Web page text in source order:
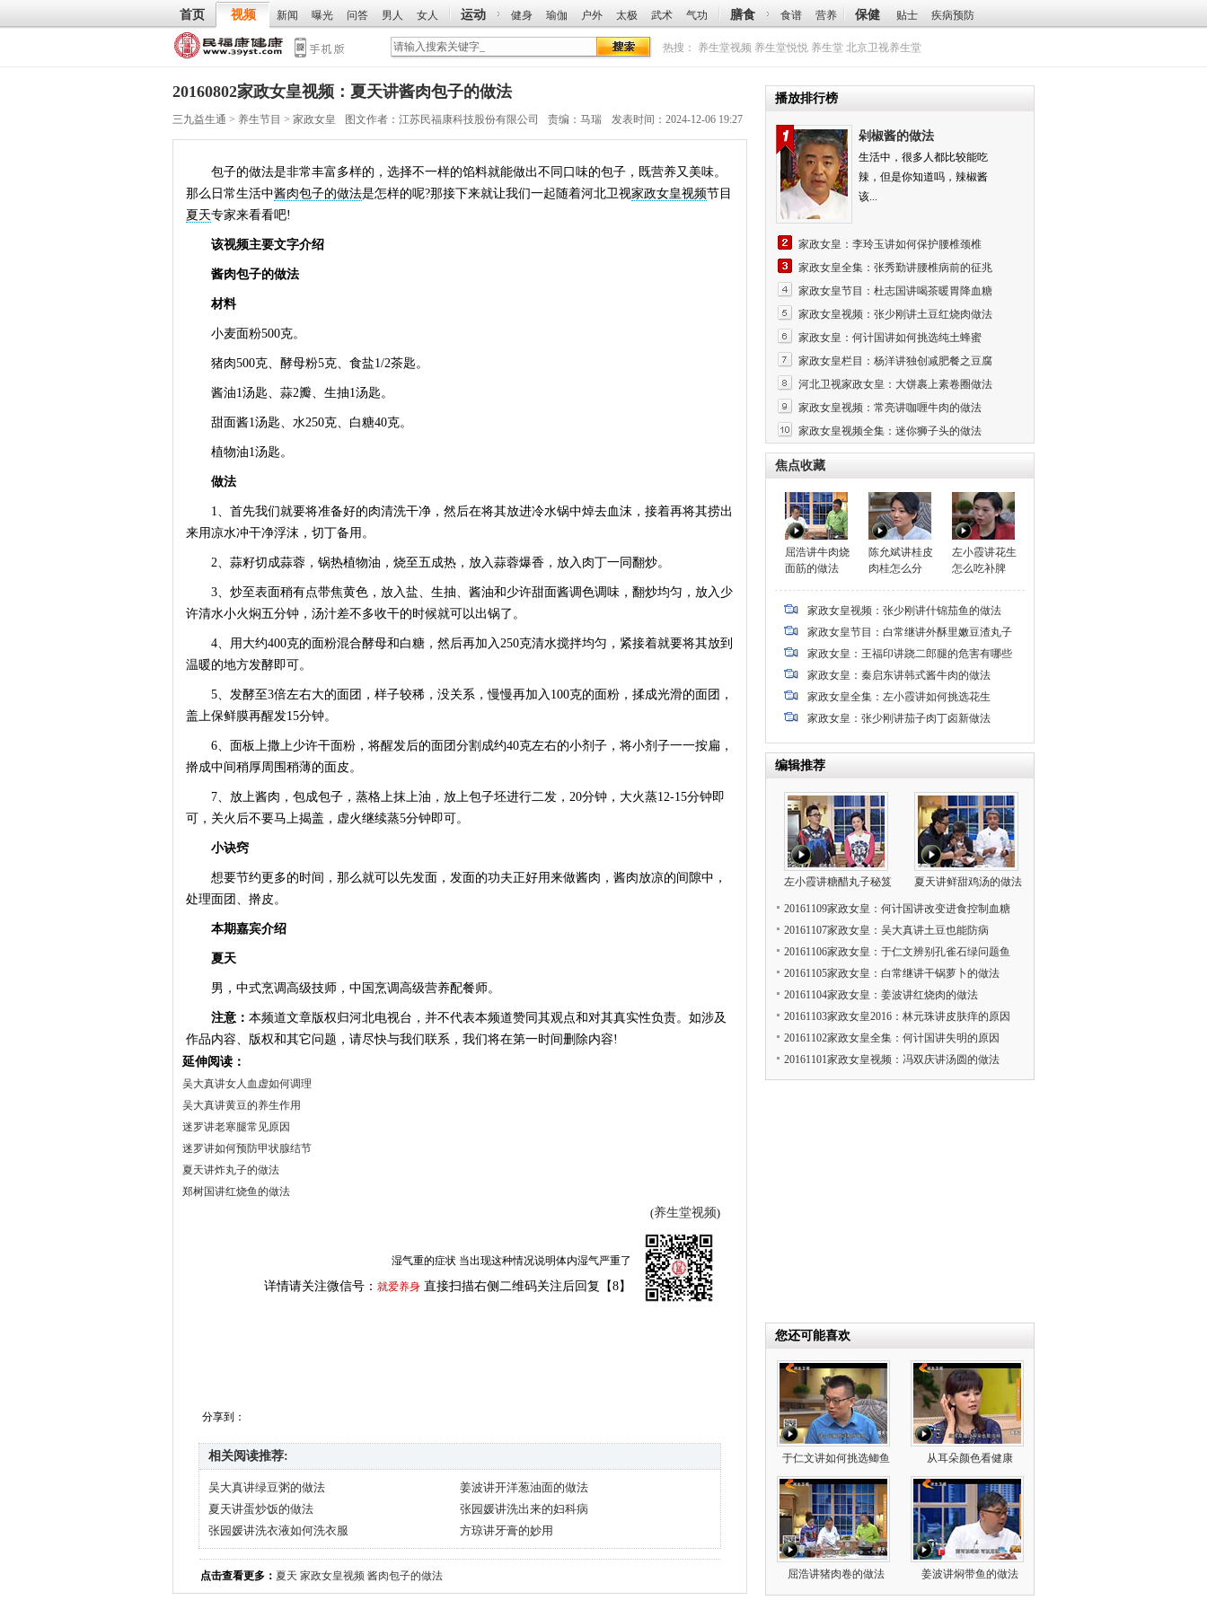
首页 视频 新闻 曝光 问答 男人 女人 运动 健身 瑜伽 户外 太极 武术 气功 膳食 食谱 营养 保健 贴士 疾病预防
热搜： 养生堂视频 养生堂悦悦 养生堂 北京卫视养生堂
20160802家政女皇视频：夏天讲酱肉包子的做法
三九益生通 > 养生节目 > 家政女皇 图文作者： 江苏民福康科技股份有限公司 责编：马瑞 发表时间：2024-12-06 19:27
包子的做法是非常丰富多样的，选择不一样的馅料就能做出不同口味的包子，既营养又美味。
那么日常生活中酱肉包子的做法是怎样的呢?那接下来就让我们一起随着河北卫视家政女皇视频节目
夏天专家来看看吧!
该视频主要文字介绍
酱肉包子的做法
材料
小麦面粉500克。
猪肉500克、酵母粉5克、食盐1/2茶匙。
酱油1汤匙、蒜2瓣、生抽1汤匙。
甜面酱1汤匙、水250克、白糖40克。
植物油1汤匙。
做法
1、首先我们就要将准备好的肉清洗干净，然后在将其放进冷水锅中焯去血沫，接着再将其捞出
来用凉水冲干净浮沫，切丁备用。
2、蒜籽切成蒜蓉，锅热植物油，烧至五成热，放入蒜蓉爆香，放入肉丁一同翻炒。
3、炒至表面稍有点带焦黄色，放入盐、生抽、酱油和少许甜面酱调色调味，翻炒均匀，放入少
许清水小火焖五分钟，汤汁差不多收干的时候就可以出锅了。
4、用大约400克的面粉混合酵母和白糖，然后再加入250克清水搅拌均匀，紧接着就要将其放到
温暖的地方发酵即可。
5、发酵至3倍左右大的面团，样子较稀，没关系，慢慢再加入100克的面粉，揉成光滑的面团，
盖上保鲜膜再醒发15分钟。
6、面板上撒上少许干面粉，将醒发后的面团分割成约40克左右的小剂子，将小剂子一一按扁，
擀成中间稍厚周围稍薄的面皮。
7、放上酱肉，包成包子，蒸格上抹上油，放上包子坯进行二发，20分钟，大火蒸12-15分钟即
可，关火后不要马上揭盖，虚火继续蒸5分钟即可。
小诀窍
想要节约更多的时间，那么就可以先发面，发面的功夫正好用来做酱肉，酱肉放凉的间隙中，
处理面团、擀皮。
本期嘉宾介绍
夏天
男，中式烹调高级技师，中国烹调高级营养配餐师。
注意： 本频道文章版权归河北电视台，并不代表本频道赞同其观点和对其真实性负责。如涉及
作品内容、版权和其它问题，请尽快与我们联系，我们将在第一时间删除内容!
延伸阅读：
吴大真讲女人血虚如何调理
吴大真讲黄豆的养生作用
迷罗讲老寒腿常见原因
迷罗讲如何预防甲状腺结节
夏天讲炸丸子的做法
郑树国讲红烧鱼的做法
(养生堂视频)
湿气重的症状 当出现这种情况说明体内湿气严重了
详情请关注微信号： 就爱养身 直接扫描右侧二维码关注后回复【8】
分享到：
相关阅读推荐:
吴大真讲绿豆粥的做法
姜波讲开洋葱油面的做法
夏天讲蛋炒饭的做法
张园媛讲洗出来的妇科病
张园媛讲洗衣液如何洗衣服
方琼讲牙膏的妙用
点击查看更多： 夏天 家政女皇视频 酱肉包子的做法
播放排行榜
剁椒酱的做法
生活中，很多人都比较能吃
辣，但是你知道吗，辣椒酱
该...
家政女皇：李玲玉讲如何保护腰椎颈椎
家政女皇全集：张秀勤讲腰椎病前的征兆
家政女皇节目：杜志国讲喝茶暖胃降血糖
家政女皇视频：张少刚讲土豆红烧肉做法
家政女皇：何计国讲如何挑选纯土蜂蜜
家政女皇栏目：杨洋讲独创减肥餐之豆腐
河北卫视家政女皇：大饼裹上素卷圈做法
家政女皇视频：常亮讲咖喱牛肉的做法
家政女皇视频全集：迷你狮子头的做法
焦点收藏
屈浩讲牛肉烧
面筋的做法
陈允斌讲桂皮
肉桂怎么分
左小霞讲花生
怎么吃补脾
家政女皇视频：张少刚讲什锦茄鱼的做法
家政女皇节目：白常继讲外酥里嫩豆渣丸子
家政女皇：王福印讲跷二郎腿的危害有哪些
家政女皇：秦启东讲韩式酱牛肉的做法
家政女皇全集：左小霞讲如何挑选花生
家政女皇：张少刚讲茄子肉丁卤新做法
编辑推荐
左小霞讲糖醋丸子秘笈 夏天讲鲜甜鸡汤的做法
20161109家政女皇：何计国讲改变进食控制血糖
20161107家政女皇：吴大真讲土豆也能防病
20161106家政女皇：于仁文辨别孔雀石绿问题鱼
20161105家政女皇：白常继讲干锅萝卜的做法
20161104家政女皇：姜波讲红烧肉的做法
20161103家政女皇2016：林元珠讲皮肤痒的原因
20161102家政女皇全集：何计国讲失明的原因
20161101家政女皇视频：冯双庆讲汤圆的做法
您还可能喜欢
于仁文讲如何挑选鲫鱼 从耳朵颜色看健康
屈浩讲猪肉卷的做法 姜波讲焖带鱼的做法